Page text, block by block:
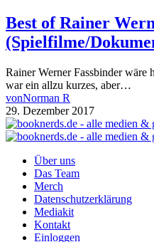
Best of Rainer
(Spielfilme/
Rainer Werner Fassbinder wäre
war ein allzu kurzes, aber…
vonNorman R
29. Dezember 2017
Über uns
Das Team
Merch
Datenschutzerklärung
Mediakit
Kontakt
Einloggen